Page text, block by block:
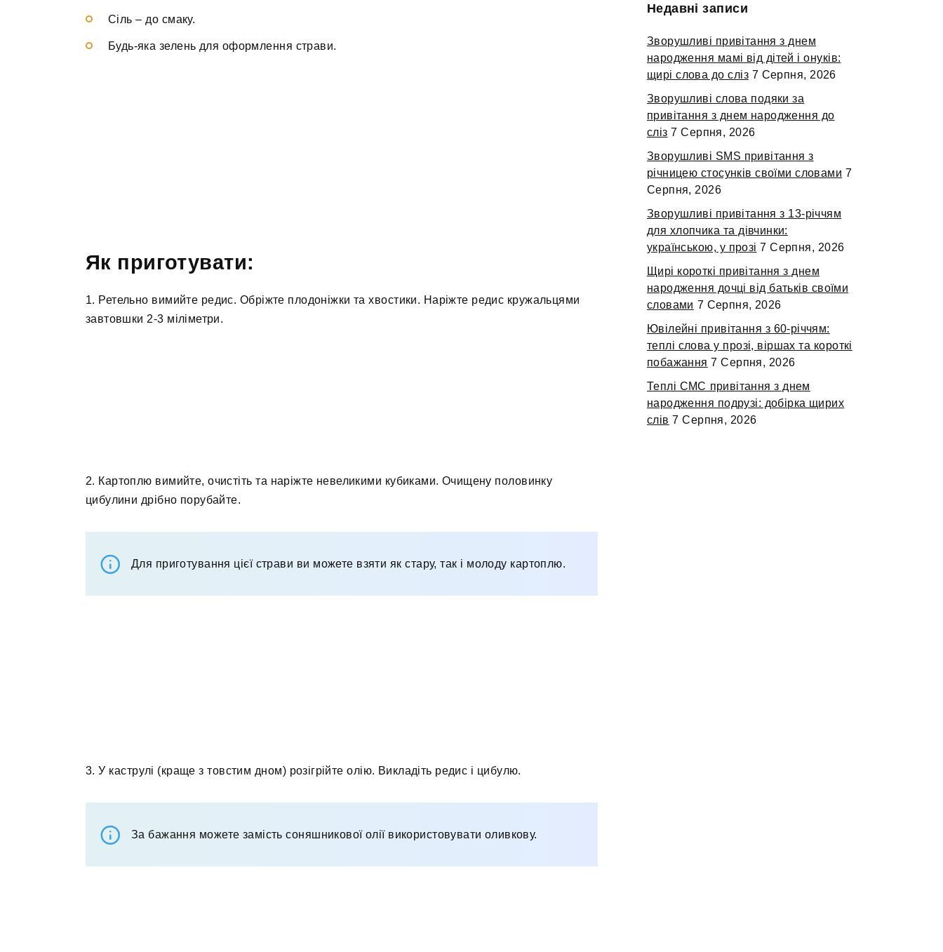
Сіль – до смаку.
Будь-яка зелень для оформлення страви.
Як приготувати:
1. Ретельно вимийте редис. Обріжте плодоніжки та хвостики. Наріжте редис кружальцями
завтовшки 2-3 міліметри.
2. Картоплю вимийте, очистіть та наріжте невеликими кубиками. Очищену половинку
цибулини дрібно порубайте.
Для приготування цієї страви ви можете взяти як стару, так і молоду картоплю.
3. У каструлі (краще з товстим дном) розігрійте олію. Викладіть редис і цибулю.
За бажання можете замість соняшникової олії використовувати оливкову.
Недавні записи
Зворушливі привітання з днем
народження мамі від дітей і онуків:
щирі слова до сліз 7 Серпня, 2026
Зворушливі слова подяки за
привітання з днем народження до
сліз 7 Серпня, 2026
Зворушливі SMS привітання з
річницею стосунків своїми словами 7
Серпня, 2026
Зворушливі привітання з 13-річчям
для хлопчика та дівчинки:
українською, у прозі 7 Серпня, 2026
Щирі короткі привітання з днем
народження дочці від батьків своїми
словами 7 Серпня, 2026
Ювілейні привітання з 60-річчям:
теплі слова у прозі, віршах та короткі
побажання 7 Серпня, 2026
Теплі СМС привітання з днем
народження подрузі: добірка щирих
слів 7 Серпня, 2026